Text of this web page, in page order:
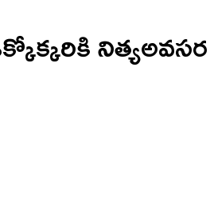
నిత్యఅవసర